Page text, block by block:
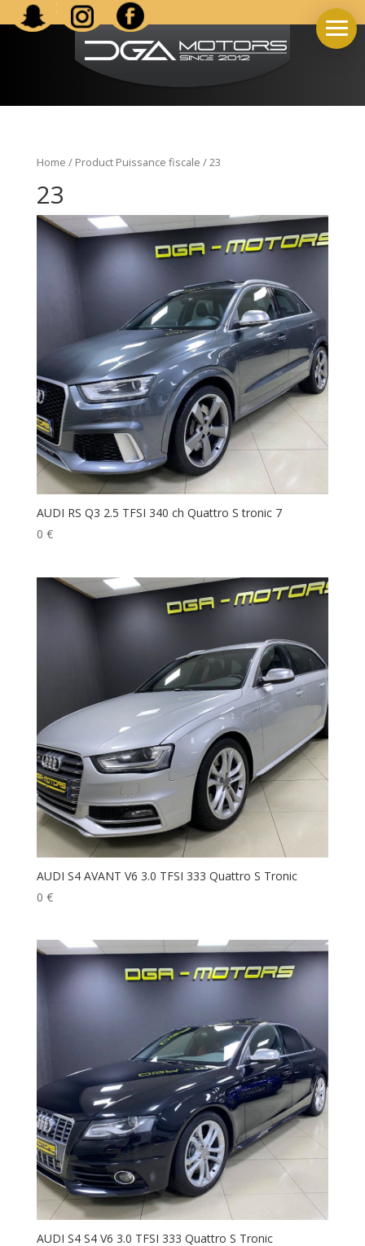
Home / Product Puissance fiscale / 23
23
AUDI RS Q3 2.5 TFSI 340 ch Quattro S tronic 7
0 €
AUDI S4 AVANT V6 3.0 TFSI 333 Quattro S Tronic
0 €
AUDI S4 S4 V6 3.0 TFSI 333 Quattro S Tronic